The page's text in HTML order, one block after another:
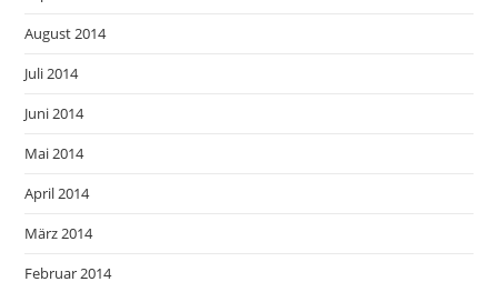
August 2014
Juli 2014
Juni 2014
Mai 2014
April 2014
März 2014
Februar 2014